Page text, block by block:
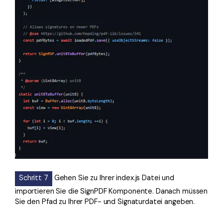
Schritt 7
Gehen Sie zu Ihrer index.js Datei und
importieren Sie die SignPDF Komponente. Danach müssen
Sie den Pfad zu Ihrer PDF- und Signaturdatei angeben.